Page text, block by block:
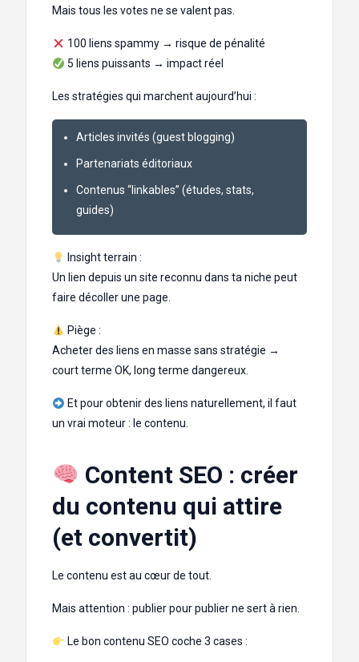
Mais tous les votes ne se valent pas.
100 liens spammy → risque de pénalité
5 liens puissants → impact réel
Les stratégies qui marchent aujourd’hui :
Articles invités (guest blogging)
Partenariats éditoriaux
Contenus “linkables” (études, stats,
guides)
Insight terrain :
Un lien depuis un site reconnu dans ta niche peut
faire décoller une page.
Piège :
Acheter des liens en masse sans stratégie →
court terme OK, long terme dangereux.
Et pour obtenir des liens naturellement, il faut
un vrai moteur : le contenu.
Content SEO : créer
du contenu qui attire
(et convertit)
Le contenu est au cœur de tout.
Mais attention : publier pour publier ne sert à rien.
Le bon contenu SEO coche 3 cases :